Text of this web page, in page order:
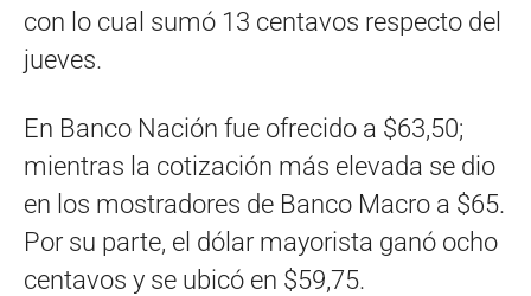
con lo cual sumó 13 centavos respecto del
jueves.
En Banco Nación fue ofrecido a $63,50;
mientras la cotización más elevada se dio
en los mostradores de Banco Macro a $65.
Por su parte, el dólar mayorista ganó ocho
centavos y se ubicó en $59,75.